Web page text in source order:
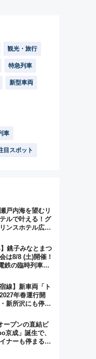
観光・旅行
特急列車
新型車両
車
目スポット
瀬戸内海を望むリ
ルで叶える！グ
ンスホテル広島
パーティープラン
】銚子みなとまつ
は8/8 (土)開催！
鉄の臨時列車や
の大迫力＆屋台
宿線】新車両「ト
年春運行開
新所沢にも停
ープンの直結ビ
京成」誕生で、
ナーも停まる巨